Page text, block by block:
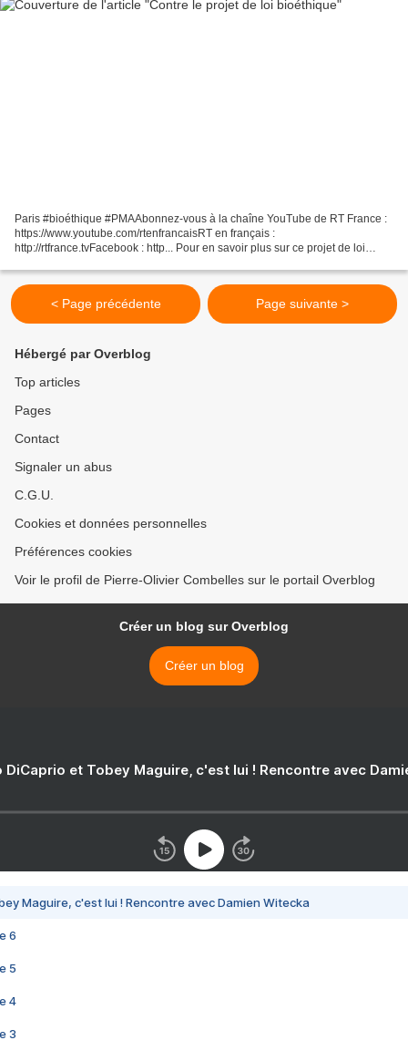
Paris #bioéthique #PMAAbonnez-vous à la chaîne YouTube de RT France :
https://www.youtube.com/rtenfrancaisRT en français :
http://rtfrance.tvFacebook : http... Pour en savoir plus sur ce projet de loi
< Page précédente Page suivante >
Hébergé par Overblog
Top articles
Pages
Contact
Signaler un abus
C.G.U.
Cookies et données personnelles
Préférences cookies
Voir le profil de Pierre-Olivier Combelles sur le portail Overblog
Créer un blog sur Overblog
Créer un blog
DiCaprio et Tobey Maguire, c'est lui ! Rencontre avec
Maguire, c'est lui ! Rencontre avec Damien Witecka
6
5
4
3